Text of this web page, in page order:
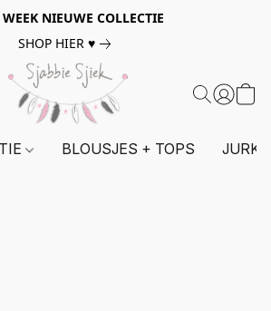
WEEK NIEUWE COLLECTIE
SHOP HIER ♥
BLOUSJES + TOPS